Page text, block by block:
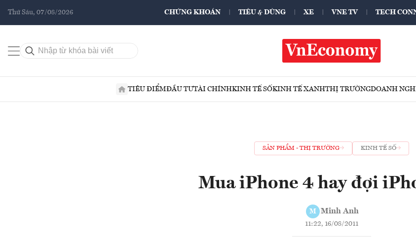
Thứ Sáu, 07/08/2026 CHỨNG KHOÁN TIÊU & DÙNG XE VNE TV TECH
TIÊU ĐIỂMĐẦU TƯTÀI CHÍNHKINH TẾ SỐKINH TẾ XANHTHỊ TRƯỜNGDOANH
SẢN PHẨM - THỊ TRƯỜNG KINH TẾ SỐ
Mua iPhone 4 hay đợi
M Minh Anh
11:22, 16/08/2011